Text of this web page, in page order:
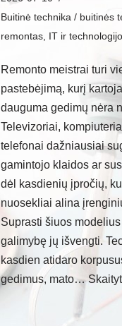
Buitinė technika / buitinės
remontas IT ir
Remonto meistrai turi
pastebėjimą, kurį
dauguma gedimų nėra
Televizoriai,
telefonai dažniausiai
gamintojo klaidos ar
dėl kasdienių įpročių,
nuosekliai alina
Suprasti šiuos
galimybę jų išvengti.
kasdien atidaro
gedimus, mato…